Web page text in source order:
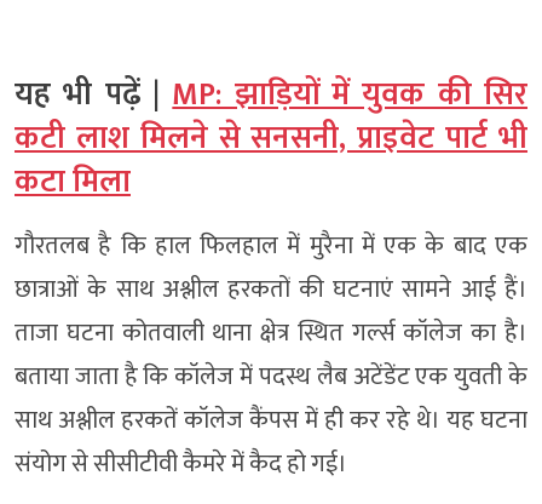
यह भी पढ़ें |MP: झाड़ियों में युवक की सिर
कटी लाश मिलने से सनसनी, प्राइवेट पार्ट भी
कटा मिला
गौरतलब है कि हाल फिलहाल में मुरैना में एक के बाद एक
छात्राओं के साथ अश्लील हरकतों की घटनाएं सामने आई हैं।
ताजा घटना कोतवाली थाना क्षेत्र स्थित गर्ल्स कॉलेज का है।
बताया जाता है कि कॉलेज में पदस्थ लैब अटेंडेंट एक युवती के
साथ अश्लील हरकतें कॉलेज कैंपस में ही कर रहे थे। यह घटना
संयोग से सीसीटीवी कैमरे में कैद हो गई।